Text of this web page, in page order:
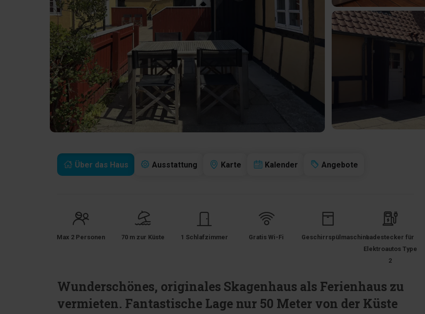
Über das Haus Ausstattung Karte Kalender Angebote
Max 2 Personen 70 m zur Küste 1 Schlafzimmer Gratis Wi-Fi GeschirrspülmaschineLadestecker für
Elektroautos Type
2
Wunderschönes, originales Skagenhaus als Ferienhaus zu
vermieten. Fantastische Lage nur 50 Meter von der Küste